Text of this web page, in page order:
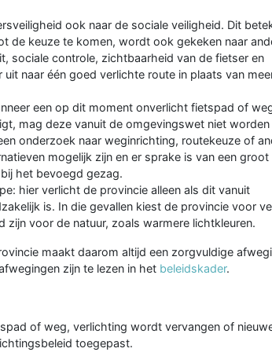
ook naar de sociale veiligheid. Dit
de keuze te komen, wordt ook gekeken naar
sociale controle, zichtbaarheid van de fietser en
naar één goed verlichte route in plaats van
een op dit moment onverlicht fietspad of
mag deze vanuit de omgevingswet niet
onderzoek naar weginrichting, routekeuze of
mogelijk zijn en er sprake is van een groot
het bevoegd gezag.
hier verlicht de provincie alleen als dit vanuit
is. In die gevallen kiest de provincie voor
voor de natuur, zoals warmere lichtkleuren.
maakt daarom altijd een zorgvuldige
zijn te lezen in het beleidskader.
of weg, verlichting wordt vervangen of
toegepast.